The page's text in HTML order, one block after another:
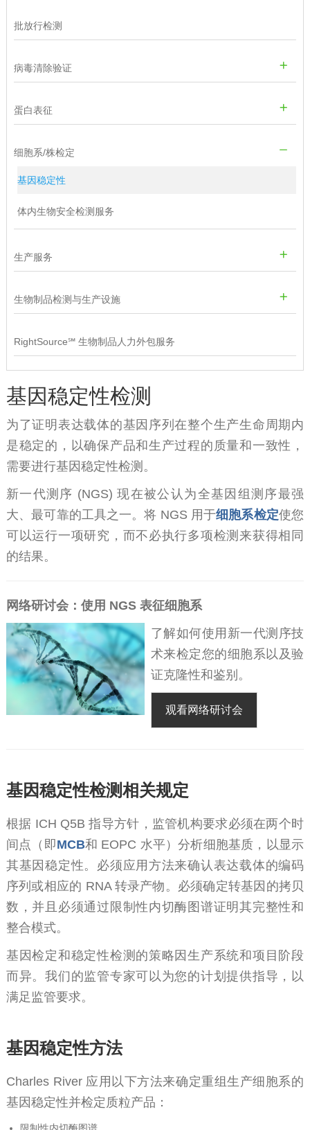
批放行检测
病毒清除验证
蛋白表征
细胞系/株检定
基因稳定性
体内生物安全检测服务
生产服务
生物制品检测与生产设施
RightSource℠ 生物制品人力外包服务
基因稳定性检测
为了证明表达载体的基因序列在整个生产生命周期内
是稳定的，以确保产品和生产过程的质量和一致性，
需要进行基因稳定性检测。
新一代测序 (NGS) 现在被公认为全基因组测序最强
大、最可靠的工具之一。将 NGS 用于细胞系检定使您
可以运行一项研究，而不必执行多项检测来获得相同
的结果。
网络研讨会：使用 NGS 表征细胞系
了解如何使用新一代测序技
术来检定您的细胞系以及验
证克隆性和鉴别。
观看网络研讨会
基因稳定性检测相关规定
根据 ICH Q5B 指导方针，监管机构要求必须在两个时
间点（即MCB和 EOPC 水平）分析细胞基质，以显示
其基因稳定性。必须应用方法来确认表达载体的编码
序列或相应的 RNA 转录产物。必须确定转基因的拷贝
数，并且必须通过限制性内切酶图谱证明其完整性和
整合模式。
基因检定和稳定性检测的策略因生产系统和项目阶段
而异。我们的监管专家可以为您的计划提供指导，以
满足监管要求。
基因稳定性方法
Charles River 应用以下方法来确定重组生产细胞系的
基因稳定性并检定质粒产品：